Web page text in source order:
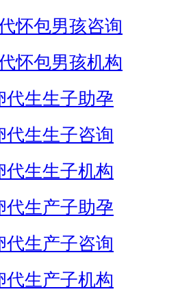
怀包男孩咨询
怀包男孩机构
代生生子助孕
代生生子咨询
代生生子机构
代生产子助孕
代生产子咨询
代生产子机构